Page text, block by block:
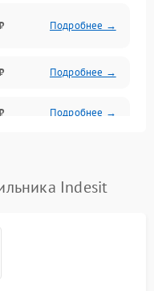
Подробнее →
Подробнее →
Подробнее →
Подробнее →
Indesit